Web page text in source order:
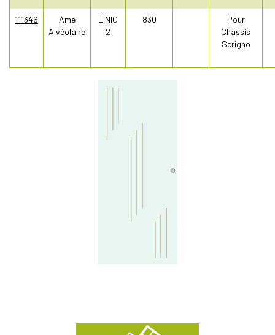
111346
Ame
Alvéolaire
LINIO
2
830
Pour
Chassis
Scrigno